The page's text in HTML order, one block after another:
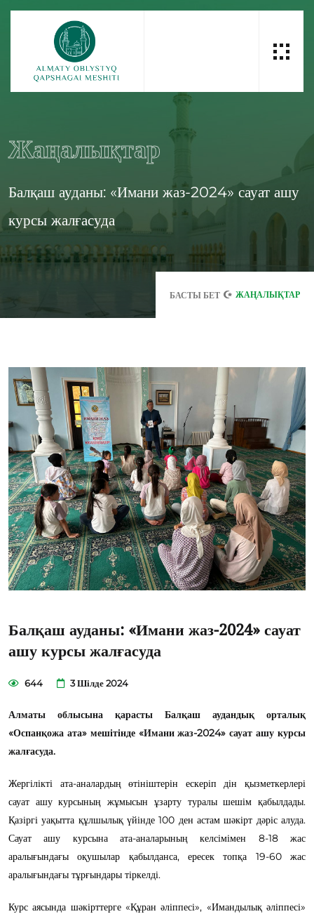
Жаңалықтар
Балқаш ауданы: «Имани жаз-2024» сауат ашу
курсы жалғасуда
БАСТЫ БЕТ ЖАҢАЛЫҚТАР
Балқаш ауданы: «Имани жаз-2024» сауат
ашу курсы жалғасуда
644 3 Шілде 2024
Алматы облысына қарасты Балқаш аудандық орталық
«Оспанқожа ата» мешітінде «Имани жаз-2024» сауат ашу курсы
жалғасуда.
Жергілікті ата-аналардың өтініштерін ескеріп дін қызметкерлері
сауат ашу курсының жұмысын ұзарту туралы шешім қабылдады.
Қазіргі уақытта құлшылық үйінде 100 ден астам шәкірт дәріс алуда.
Сауат ашу курсына ата-аналарының келсімімен 8-18 жас
аралығындағы оқушылар қабылданса, ересек топқа 19-60 жас
аралығындағы тұрғындары тіркелді.
Курс аясында шәкірттерге «Құран әліппесі», «Имандылық әліппесі»